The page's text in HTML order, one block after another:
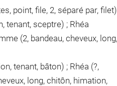
point, file, 2, séparé par,
tenant, sceptre) ; Rhéa
(2, bandeau, cheveux, long,
tenant, bâton) ; Rhéa (?,
long, chitôn, himation,